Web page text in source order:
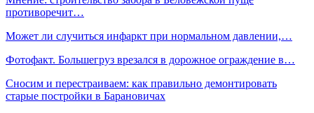
противоречит…
Может ли случиться инфаркт при нормальном давлении,…
Фотофакт. Большегруз врезался в дорожное ограждение в…
Сносим и перестраиваем: как правильно демонтировать
старые постройки в Барановичах